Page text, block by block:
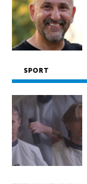
SPORT